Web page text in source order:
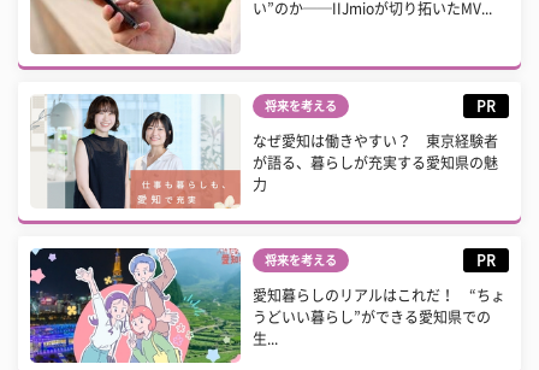
い”のか──IIJmioが切り拓いたMV...
将来を考える PR
なぜ愛知は働きやすい？ 東京経験者
が語る、暮らしが充実する愛知県の魅
力
将来を考える PR
愛知暮らしのリアルはこれだ！ “ちょ
うどいい暮らし”ができる愛知県での
生...